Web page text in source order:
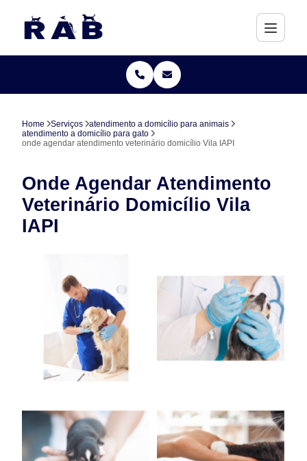
Home Serviços
atendimento a domicílio para animais
atendimento a domicílio para gato
onde agendar atendimento veterinário domicílio Vila IAPI
Onde Agendar Atendimento
Veterinário Domicílio Vila
IAPI